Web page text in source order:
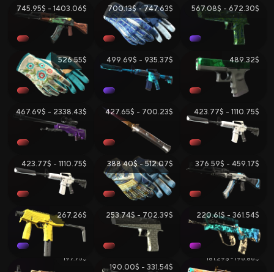
745.95$ - 1403.06$ 700.13$ - 747.63$ 567.08$ - 672.30$
526.55$ 499.69$ - 935.37$ 489.32$
467.69$ - 2338.43$ 427.65$ - 700.23$ 423.77$ - 1110.75$
423.77$ - 1110.75$ 388.40$ - 512.07$ 376.59$ - 459.17$
267.26$ 253.74$ - 702.39$ 220.61$ - 361.54$
197.75$
190.00$ - 331.54$
181.29$ - 196.86$